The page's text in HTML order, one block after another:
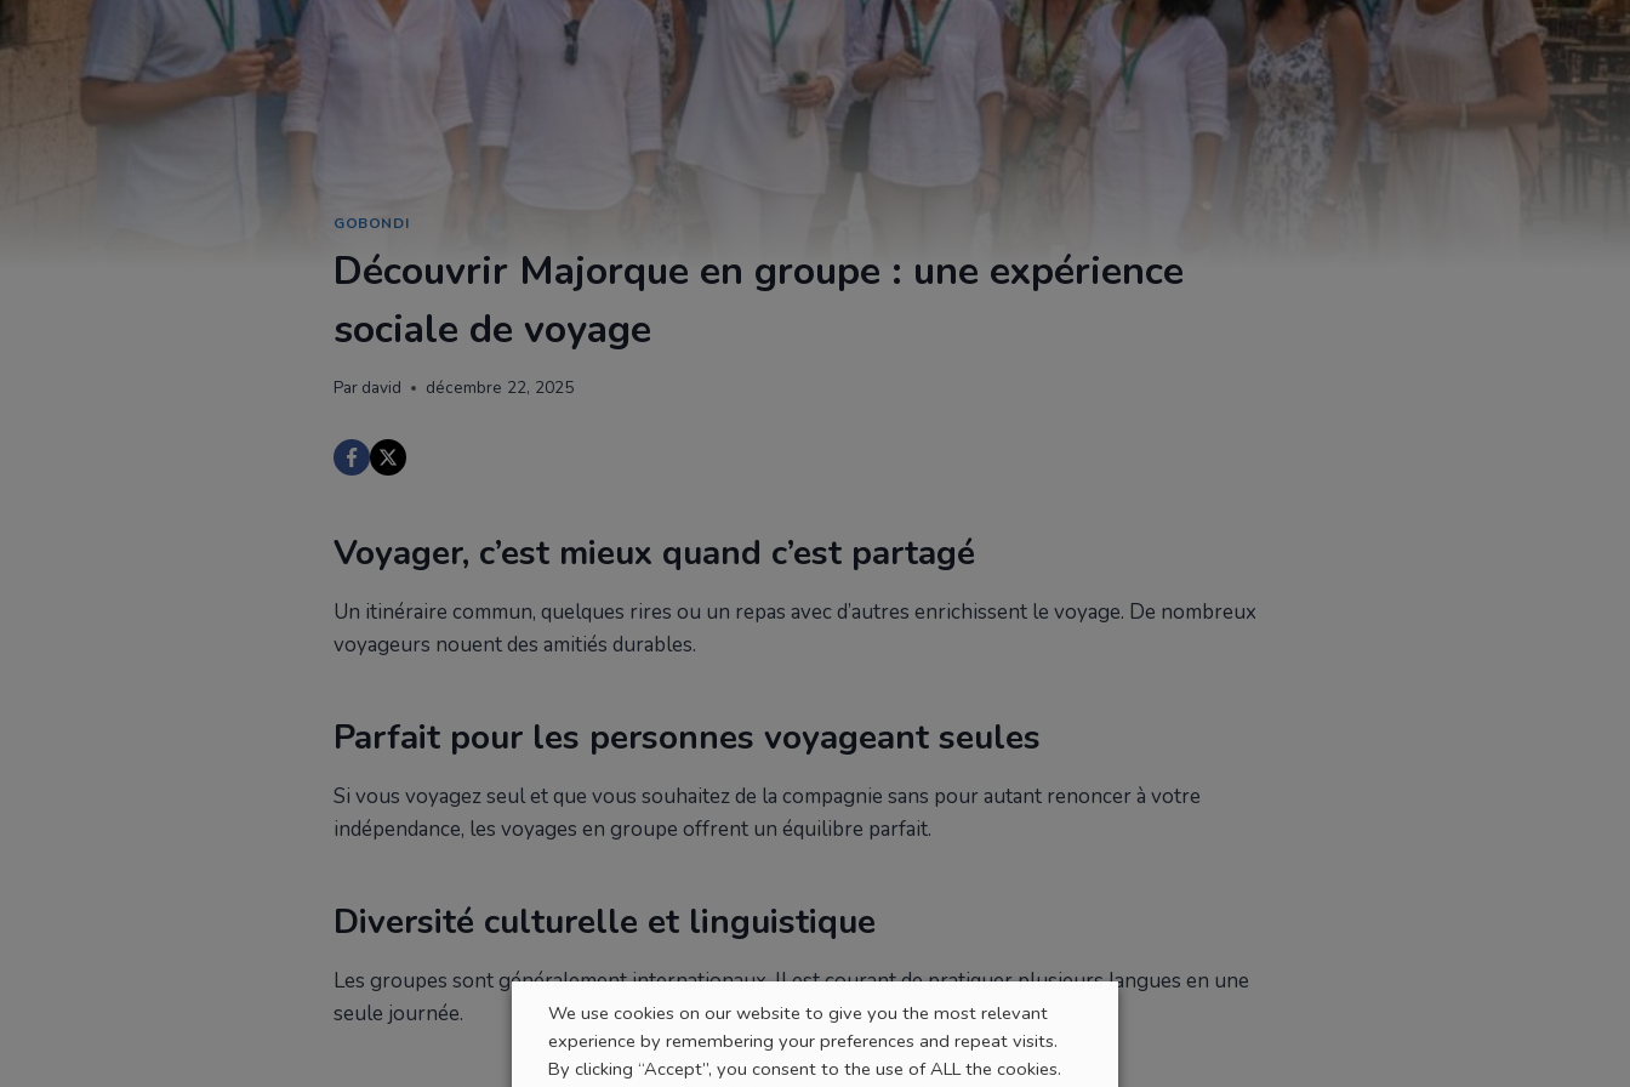
GOBONDI
Découvrir Majorque en groupe : une expérience
sociale de voyage
Par david décembre 22, 2025
Voyager, c’est mieux quand c’est partagé
Un itinéraire commun, quelques rires ou un repas avec d’autres enrichissent le voyage. De nombreux
voyageurs nouent des amitiés durables.
Parfait pour les personnes voyageant seules
Si vous voyagez seul et que vous souhaitez de la compagnie sans pour autant renoncer à votre
indépendance, les voyages en groupe offrent un équilibre parfait.
Diversité culturelle et linguistique
Les groupes sont généralement internationaux. Il est courant de pratiquer plusieurs langues en une
seule journée.
We use cookies on our website to give you the most relevant
experience by remembering your preferences and repeat visits.
By clicking “Accept”, you consent to the use of ALL the cookies.